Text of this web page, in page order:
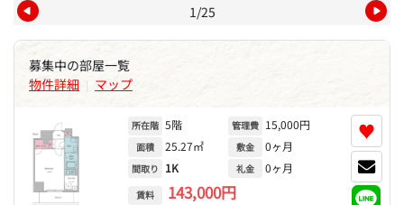
1/25
募集中の部屋一覧
物件詳細 | マップ
所在階 5階
面積 25.27㎡
間取り 1K
賃料 143,000円
管理費 15,000円
敷金 0ヶ月
礼金 0ヶ月
♥